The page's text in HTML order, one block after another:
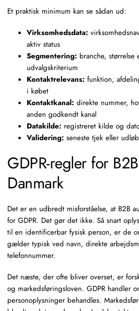
Et praktisk minimum kan se sådan ud:
Virksomhedsdata:
aktiv status
Segmentering: branche, størrelse
udvalgskriterium
Kontaktrelevans: funktion,
i købet
Kontaktkanal: direkte nummer,
anden godkendt kanal
Datakilde: registreret kilde og
Validering: seneste tjek eller
GDPR-regler for
Danmark
Det er en udbredt misforståelse, at B2B
for GDPR. Det gør det ikke. Så snart
til en identificerbar fysisk person, er de
gælder typisk ved navn, direkte
telefonnummer.
Det næste, der ofte bliver overset, er
og markedsføringsloven. GDPR handler
personoplysninger behandles.